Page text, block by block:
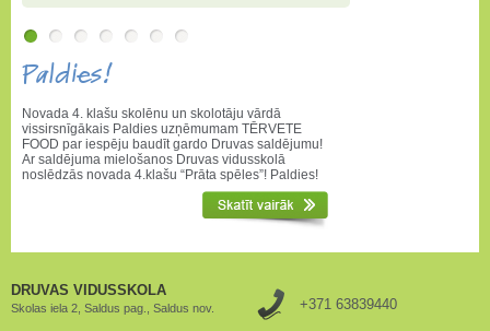
Paldies!
Novada 4. klašu skolēnu un skolotāju vārdā
vissirsnīgākais Paldies uzņēmumam TĒRVETE
FOOD par iespēju baudīt gardo Druvas saldējumu!
Ar saldējuma mielošanos Druvas vidusskolā
noslēdzās novada 4.klašu “Prāta spēles”! Paldies!
DRUVAS VIDUSSKOLA
Skolas iela 2, Saldus pag., Saldus nov. +371 63839440